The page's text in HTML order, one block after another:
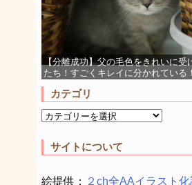
【分離成功】父の毛色をきれいに受
たち！すごくキレイに分かれている！
カテゴリ
サイトについて
絵提供： ２ch全AAイラスト